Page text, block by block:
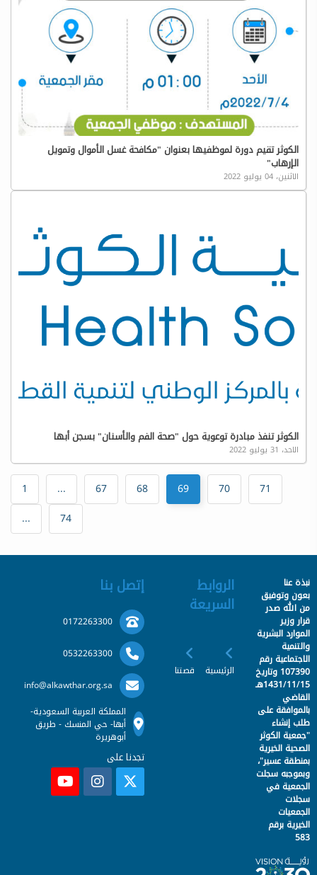
الكوثر تقيم دورة لموظفيها بعنوان "مكافحة غسل الأموال وتمويل
الإرهاب"
الاثنين، 04 يوليو 2022
الكوثر تنفذ مبادرة توعوية حول "صحة الفم والأسنان" بسجن أبها
الاحد، 31 يوليو 2022
1 ... 67 68 69 70
71
...
74
نبذة عنا
بعون وتوفيق
من الله صدر
قرار وزير
الموارد البشرية
والتنمية
الاجتماعية رقم
107390 وتاريخ
1431/11/15هـ
القاضي
بالموافقة على
طلب إنشاء
"جمعية الكوثر
الصحية الخيرية
بمنطقة عسير"،
وبموجبه سجلت
الجمعية في
سجلات
الجمعيات
الخيرية برقم
583
الروابط
السريعة
الرئيسية قصتنا
إتصل بنا
0172263300
0532263300
info@alkawthar.org.sa
المملكة العربية السعودية-
أبها- حي المنسك - طريق
أبوهريرة
تجدنا على